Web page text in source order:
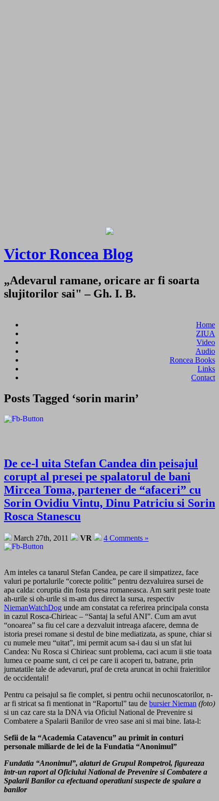
Victor Roncea Blog
„Adevarul ramane, oricare ar fi soarta
slujitorilor sai" – Gh. I. B.
Home
ZIUA
Video
Audio
Roncea Books
Links
Contact
Posts Tagged ‘sorin marin’
De ce-l uita Stefan Candea din peisajul
corupt al presei pe spalatorul de bani
Mircea Toma, partener de “afaceri” cu
Sorin Ovidiu Vintu, Dinu Patriciu si Sorin
Rosca Stanescu
March 27th, 2011 VR 4 Comments »
Am inteles ca tanarul Stefan Candea, pe care il simpatizez, face
valuri pe portalurile “corecte politic” pentru dezvaluirea sursei de
apa calda: coruptia din fosta presa romaneasca. Am sarit peste toate
ah-urile si oh-urile si m-am dus direct la sursa, respectiv
NiemanWatchDog unde am constatat ca referirea principala consta
in cazul Rosca-Chirieac – “Santaj la seful ANI”. Cum am avut
“onoarea” sa fiu cel care a dezvaluit intreaga afacere, demna de
istoria presei romane si destul de bine mediatizata, as spune, chiar si
cu numele meu “uitat”, imi permit acum sa-i dau si un sfat lui
Candea: Nu Rosca si Chirieac sunt problema, caci acum ii stie toata
lumea ce poame sunt, ci cei pe care ii acoperi tu, batrane, prin
jumatatile tale de adevaruri, praf de creta aruncat in ochii fraieritilor
de occidentali!
Pentru ca peisajul sa fie complet, si pentru ochii necunoscatorilor, n-
ar fi stricat sa fi mentionat in “Raportul” tau de bursier Nieman (foto)
si un caz care sta la DNA via Oficiul National de Prevenire si
Combatere a Spalarii Banilor de vreo sase ani si mai bine. Iata-l:
Sefii de la “Academia Catavencu” au primit in conturi
personale miliarde de lei de la Fundatia “Anonimul”
Fundatia “Anonimul”, alaturi de Grupul Rompetrol, figureaza
intr-un raport al Oficiului National de Prevenire si Combatere a
Spalarii Banilor ca efectuand operatiuni suspecte de spalare a
banilor